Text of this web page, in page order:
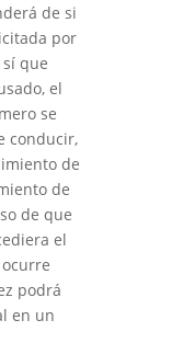
de si
por
que
el
se
conducir,
de
de
de que
el
podrá
en un